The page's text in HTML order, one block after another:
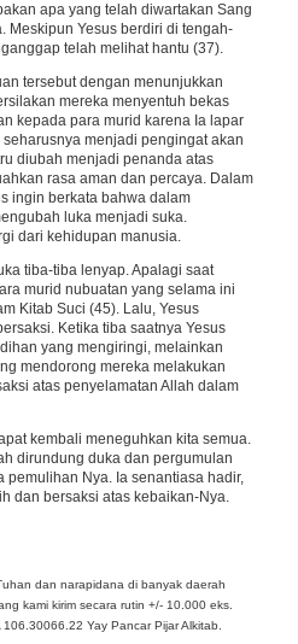
apa yang telah diwartakan Sang
Meskipun Yesus berdiri di tengah-
telah melihat hantu (37).
tersebut dengan menunjukkan
mereka menyentuh bekas
kepada para murid karena Ia lapar
menjadi pengingat akan
diubah menjadi penanda atas
rasa aman dan percaya. Dalam
ingin berkata bahwa dalam
luka menjadi suka.
dari kehidupan manusia.
tiba-tiba lenyap. Apalagi saat
murid nubuatan yang selama ini
Kitab Suci (45). Lalu, Yesus
Ketika tiba saatnya Yesus
yang mengiringi, melainkan
mendorong mereka melakukan
atas penyelamatan Allah dalam
kembali meneguhkan kita semua.
dirundung duka dan pergumulan
pemulihan Nya. Ia senantiasa hadir,
dan bersaksi atas kebaikan-Nya.
dan narapidana di banyak daerah
kami kirim secara rutin +/- 10.000 eks.
Yay Pancar Pijar Alkitab.